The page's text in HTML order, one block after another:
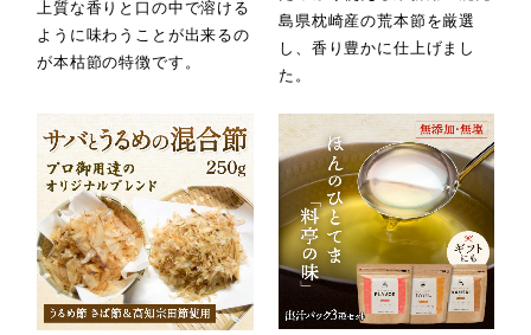
上質な香りと口の中で溶ける
ように味わうことが出来るの
が本枯節の特徴です。
島県枕崎産の荒本節を厳選
し、香り豊かに仕上げまし
た。